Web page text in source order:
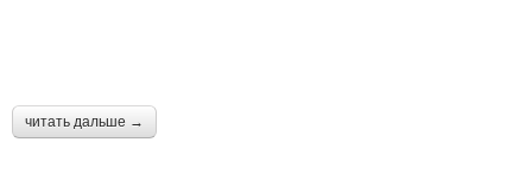
читать дальше →